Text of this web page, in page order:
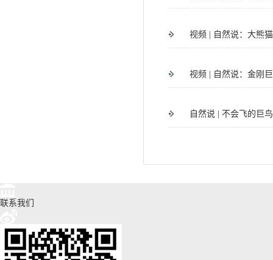
视频 | 自然说：大熊猫
视频 | 自然说：金刚
自然说 | 不会飞的巨鸟
联系我们